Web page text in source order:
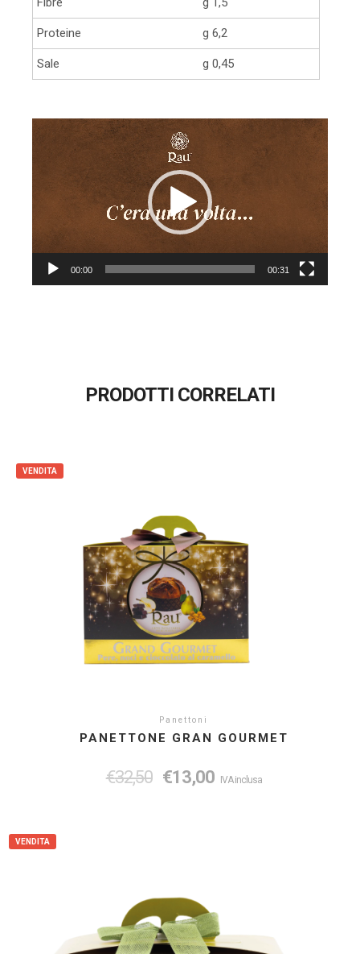
Proteine g 6,2
Sale g 0,45
Video
00:00 00:31
PRODOTTI CORRELATI
VENDITA
Panettoni
PANETTONE GRAN GOURMET
€32,50 €13,00 IVA inclusa
VENDITA